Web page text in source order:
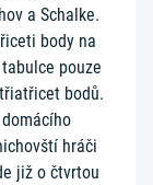
a Schalke.
body na
pouze
bodů.
hráči
již o čtvrtou